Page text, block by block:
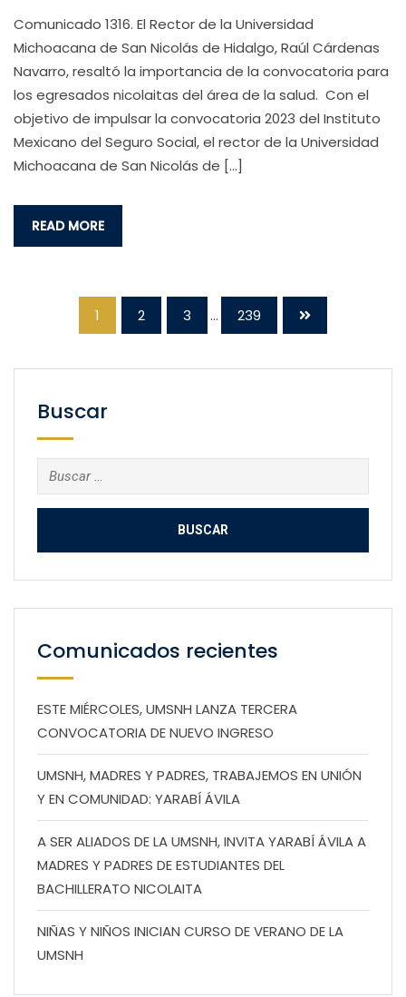
Comunicado 1316. El Rector de la Universidad
Michoacana de San Nicolás de Hidalgo, Raúl Cárdenas
Navarro, resaltó la importancia de la convocatoria para
los egresados nicolaitas del área de la salud. Con el
objetivo de impulsar la convocatoria 2023 del Instituto
Mexicano del Seguro Social, el rector de la Universidad
Michoacana de San Nicolás de […]
READ MORE
1 2 3 ... 239
Buscar
Buscar:
Comunicados recientes
ESTE MIÉRCOLES, UMSNH LANZA TERCERA
CONVOCATORIA DE NUEVO INGRESO
UMSNH, MADRES Y PADRES, TRABAJEMOS EN UNIÓN
Y EN COMUNIDAD: YARABÍ ÁVILA
A SER ALIADOS DE LA UMSNH, INVITA YARABÍ ÁVILA A
MADRES Y PADRES DE ESTUDIANTES DEL
BACHILLERATO NICOLAITA
NIÑAS Y NIÑOS INICIAN CURSO DE VERANO DE LA
UMSNH